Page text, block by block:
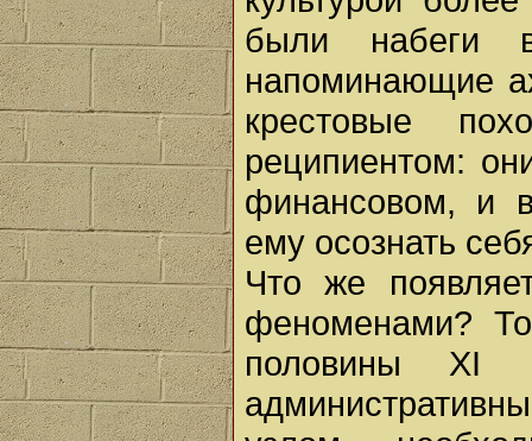
были набеги
напоминающие
крестовые
реципиентом:
финансовом, и
ему осознать
Что же
феноменами?
половины XI